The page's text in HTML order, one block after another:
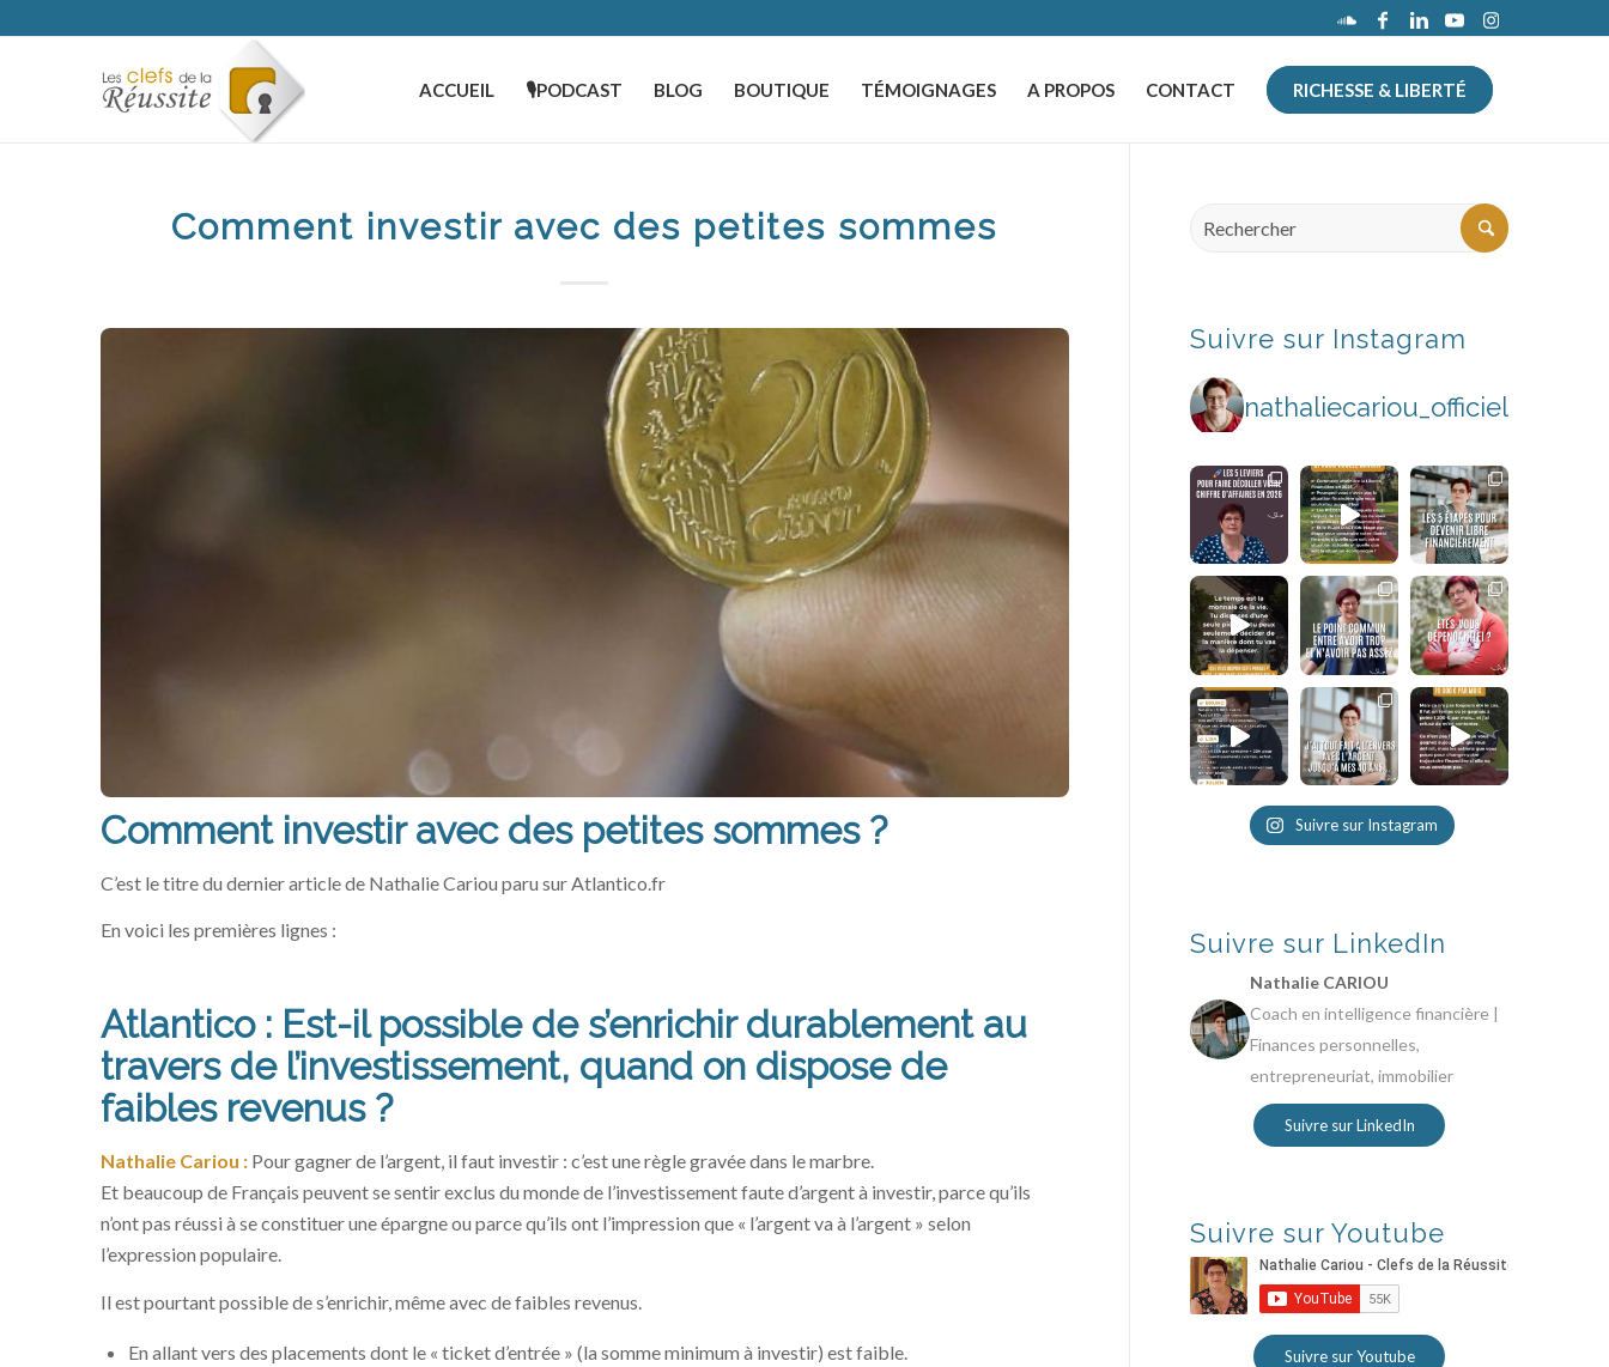
ACCUEIL 🎙️PODCAST BLOG BOUTIQUE TÉMOIGNAGES A PROPOS CONTACT RICHESSE & LIBERTÉ
Comment investir avec des petites sommes
Comment investir avec des petites sommes ?
C’est le titre du dernier article de Nathalie Cariou paru sur Atlantico.fr
En voici les premières lignes :
Atlantico : Est-il possible de s’enrichir durablement au
travers de l’investissement, quand on dispose de
faibles revenus ?
Nathalie Cariou :Pour gagner de l’argent, il faut investir : c’est une règle gravée dans le marbre.
Et beaucoup de Français peuvent se sentir exclus du monde de l’investissement faute d’argent à investir, parce qu’ils
n’ont pas réussi à se constituer une épargne ou parce qu’ils ont l’impression que « l’argent va à l’argent » selon
l’expression populaire.
Il est pourtant possible de s’enrichir, même avec de faibles revenus.
En allant vers des placements dont le « ticket d’entrée » (la somme minimum à investir) est faible.
Suivre sur Instagram
nathaliecariou_officiel
Suivre sur Instagram
Suivre sur LinkedIn
Nathalie CARIOU
Coach en intelligence financière |
Finances personnelles,
entrepreneuriat, immobilier
Suivre sur LinkedIn
Suivre sur Youtube
Suivre sur Youtube